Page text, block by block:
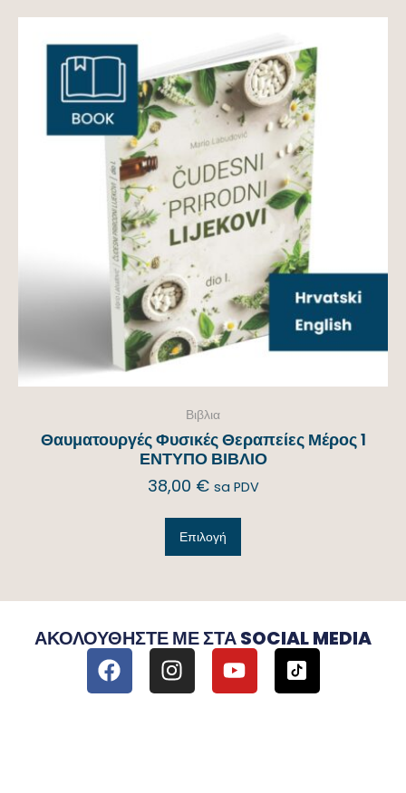
Βιβλια
Θαυματουργές Φυσικές Θεραπείες Μέρος 1
ΕΝΤΥΠΟ ΒΙΒΛΙΟ
38,00 € sa PDV
Επιλογή
ΑΚΟΛΟΥΘΉΣΤΕ ΜΕ ΣΤΑ SOCIAL MEDIA